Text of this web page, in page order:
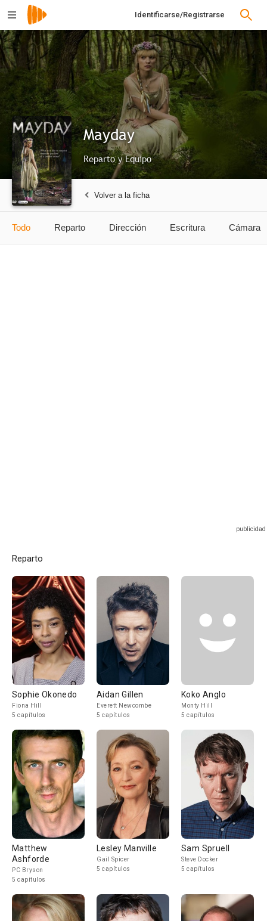
Identificarse/Registrarse
Mayday
Reparto y Equipo
Volver a la ficha
Todo Reparto Dirección Escritura Cámara
Reparto
Sophie Okonedo
Fiona Hill
5 capítulos
Aidan Gillen
Everett Newcombe
5 capítulos
Koko Anglo
Monty Hill
5 capítulos
Matthew
Ashforde
PC Bryson
5 capítulos
Lesley Manville
Gail Spicer
5 capítulos
Sam Spruell
Steve Docker
5 capítulos